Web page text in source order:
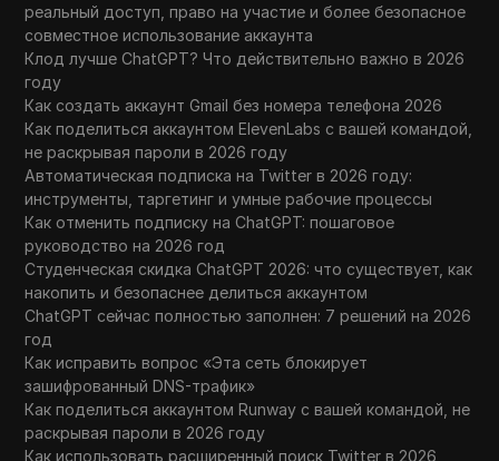
реальный доступ, право на участие и более безопасное
совместное использование аккаунта
Клод лучше ChatGPT? Что действительно важно в 2026
году
Как создать аккаунт Gmail без номера телефона 2026
Как поделиться аккаунтом ElevenLabs с вашей командой,
не раскрывая пароли в 2026 году
Автоматическая подписка на Twitter в 2026 году:
инструменты, таргетинг и умные рабочие процессы
Как отменить подписку на ChatGPT: пошаговое
руководство на 2026 год
Студенческая скидка ChatGPT 2026: что существует, как
накопить и безопаснее делиться аккаунтом
ChatGPT сейчас полностью заполнен: 7 решений на 2026
год
Как исправить вопрос «Эта сеть блокирует
зашифрованный DNS-трафик»
Как поделиться аккаунтом Runway с вашей командой, не
раскрывая пароли в 2026 году
Как использовать расширенный поиск Twitter в 2026